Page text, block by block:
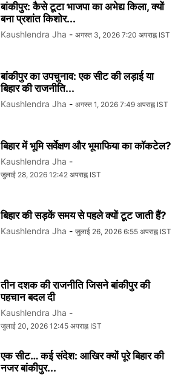
बांकीपुर: कैसे टूटा भाजपा का अभेद्य किला, क्यों
बना प्रशांत किशोर...
Kaushlendra Jha - अगस्त 3, 2026 7:20 अपराह्न IST
बांकीपुर का उपचुनाव: एक सीट की लड़ाई या
बिहार की राजनीति...
Kaushlendra Jha - अगस्त 1, 2026 7:49 अपराह्न IST
बिहार में भूमि सर्वेक्षण और भूमाफिया का कॉकटेल?
Kaushlendra Jha -
जुलाई 28, 2026 12:42 अपराह्न IST
बिहार की सड़कें समय से पहले क्यों टूट जाती हैं?
Kaushlendra Jha - जुलाई 26, 2026 6:55 अपराह्न IST
तीन दशक की राजनीति जिसने बांकीपुर की
पहचान बदल दी
Kaushlendra Jha -
जुलाई 20, 2026 12:45 अपराह्न IST
एक सीट… कई संदेश: आखिर क्यों पूरे बिहार की
नजर बांकीपुर...